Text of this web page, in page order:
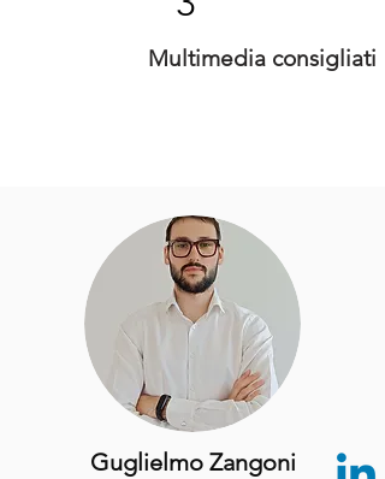
Multimedia consigliati
Guglielmo Zangoni